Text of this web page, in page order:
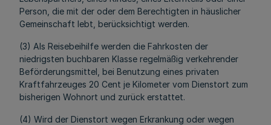
Person, die mit der oder dem Berechtigten in häuslicher
Gemeinschaft lebt, berücksichtigt werden.
(3) Als Reisebeihilfe werden die Fahrkosten der
niedrigsten buchbaren Klasse regelmäßig verkehrender
Beförderungsmittel, bei Benutzung eines privaten
Kraftfahrzeuges 20 Cent je Kilometer vom Dienstort zum
bisherigen Wohnort und zurück erstattet.
(4) Wird der Dienstort wegen Erkrankung oder wegen